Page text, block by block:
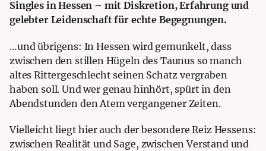
Singles in Hessen – mit Diskretion, Erfahrung und
gelebter Leidenschaft für echte Begegnungen.
…und übrigens: In Hessen wird gemunkelt, dass
zwischen den stillen Hügeln des Taunus so manch
altes Rittergeschlecht seinen Schatz vergraben
haben soll. Und wer genau hinhört, spürt in den
Abendstunden den Atem vergangener Zeiten.
Vielleicht liegt hier auch der besondere Reiz Hessens:
zwischen Realität und Sage, zwischen Verstand und